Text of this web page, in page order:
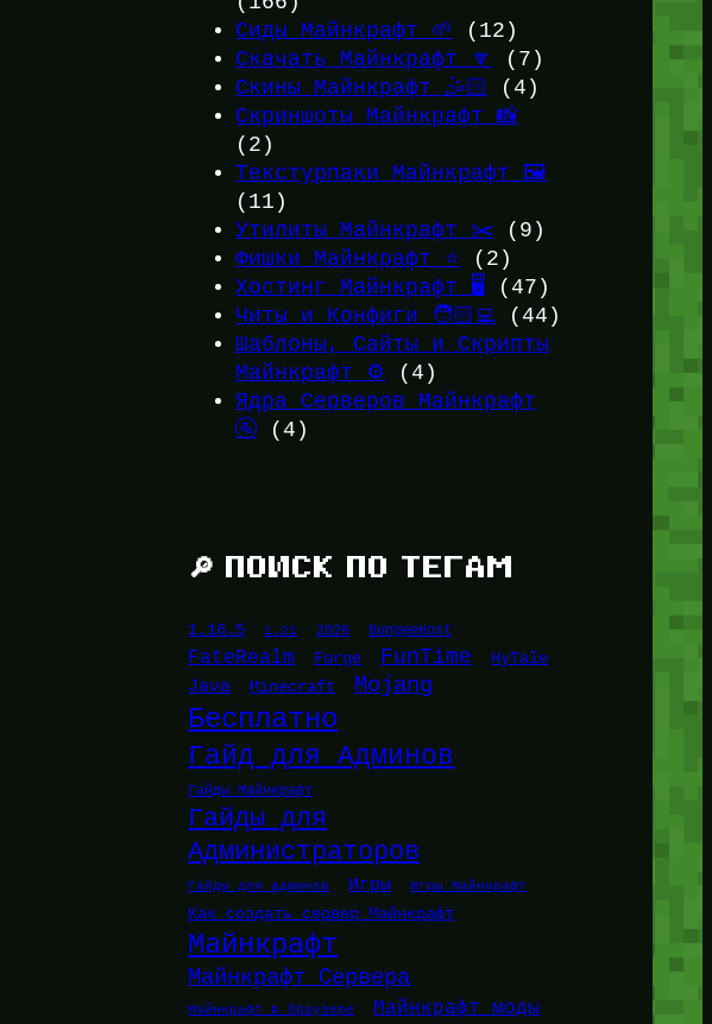
Сиды Майнкрафт 🌱
(12)
Скачать Майнкрафт 🔽
(7)
Скины Майнкрафт 🤹🏻
(4)
Скриншоты Майнкрафт 📸
(2)
Текстурпаки Майнкрафт 🖼️
(11)
Утилиты Майнкрафт ✂️ (9)
Фишки Майнкрафт ⭐ (2)
Хостинг Майнкрафт 🖥️
(47)
Читы и Конфиги 🧑🏻‍💻 (44)
Шаблоны, Сайты и Скрипты
Майнкрафт ⚙️ (4)
Ядра Серверов Майнкрафт
🚰 (4)
🔎 ПОИСК ПО ТЕГАМ
1.16.5 1.21 2026 BungeeHost
FateRealm Forge FunTime HyTale
Java Minecraft Mojang
Бесплатно
Гайд для Админов
Гайды Майнкрафт
Гайды для
Администраторов
Гайды для админов Игры Игры Майнкрафт
Как создать сервер Майнкрафт
Майнкрафт
Майнкрафт Сервера
Майнкрафт в браузере Майнкрафт моды